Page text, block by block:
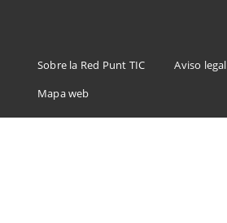
Menu
Footer
Sobre la Red Punt TIC Aviso legal
Mapa web